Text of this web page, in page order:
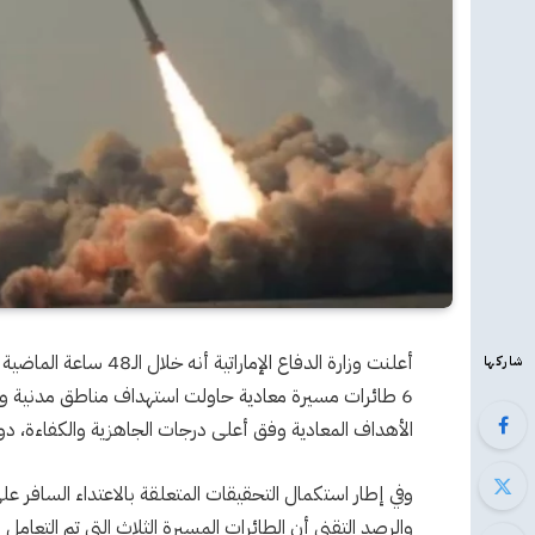
شاركها
أعلنت وزارة الدفاع
6 طائرات مسيرة معادية حاولت استهداف مناطق
الأهداف المعادية وفق أعلى درجات الجاهزية
والرصد التقني أن الطائرات المسيرة الثلاث التي تم